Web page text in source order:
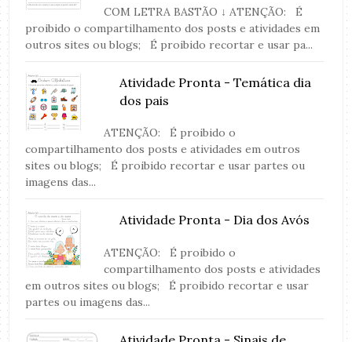
COM LETRA BASTÃO ↓ ATENÇÃO: É
proibido o compartilhamento dos posts e atividades em
outros sites ou blogs; É proibido recortar e usar pa...
Atividade Pronta - Temática dia
dos pais
ATENÇÃO: É proibido o
compartilhamento dos posts e atividades em outros
sites ou blogs; É proibido recortar e usar partes ou
imagens das...
Atividade Pronta - Dia dos Avós
ATENÇÃO: É proibido o
compartilhamento dos posts e atividades
em outros sites ou blogs; É proibido recortar e usar
partes ou imagens das...